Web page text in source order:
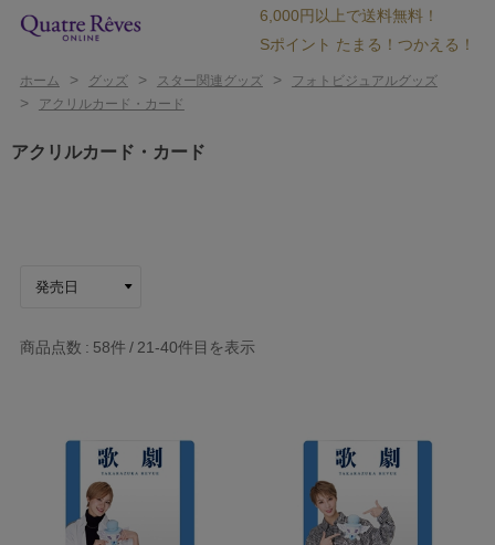
6,000円以上で送料無料！
Sポイント たまる！つかえる！
ホーム > グッズ > スター関連グッズ > フォトビジュアルグッズ
> アクリルカード・カード
アクリルカード・カード
商品点数 58件 21-40件目を表示